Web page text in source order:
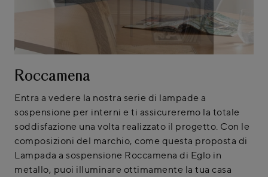
Roccamena
Entra a vedere la nostra serie di lampade a
sospensione per interni e ti assicureremo la totale
soddisfazione una volta realizzato il progetto. Con le
composizioni del marchio, come questa proposta di
Lampada a sospensione Roccamena di Eglo in
metallo, puoi illuminare ottimamente la tua casa